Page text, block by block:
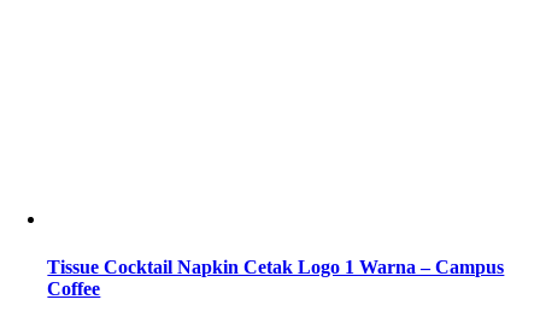
Tissue Cocktail Napkin Cetak Logo 1 Warna – Campus
Coffee